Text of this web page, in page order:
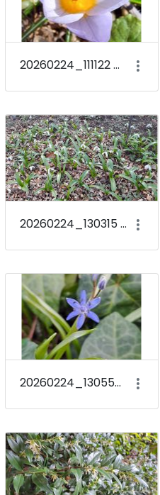
20260224_111122 Crocus sieberi &#39;Tricolor&#39;
20260224_130315 Galanthus woronowii
20260224_130557 Scilla bifolia